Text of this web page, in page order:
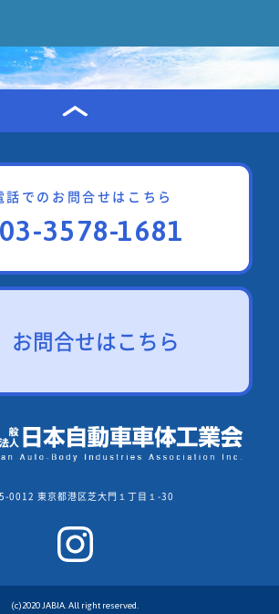
話でのお問合せはこちら
03-3578-1681
お問合せはこちら
0012 東京都港区芝大門１丁目１-30
(c)2020 JABIA. All right reserved.